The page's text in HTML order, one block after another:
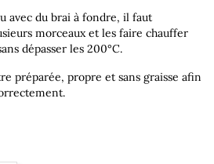
avec du brai à fondre, il faut
morceaux et les faire chauffer
dépasser les 200°C.
préparée, propre et sans graisse afin